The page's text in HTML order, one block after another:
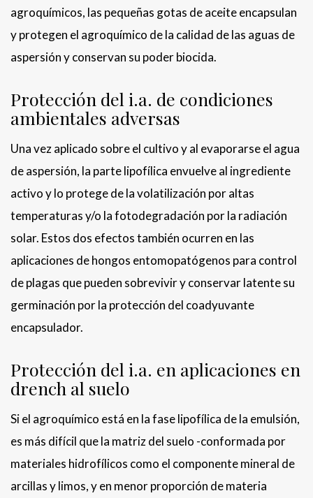
agroquímicos, las pequeñas gotas de aceite encapsulan
y protegen el agroquímico de la calidad de las aguas de
aspersión y conservan su poder biocida.
Protección del i.a. de condiciones
ambientales adversas
Una vez aplicado sobre el cultivo y al evaporarse el agua
de aspersión, la parte lipofílica envuelve al ingrediente
activo y lo protege de la volatilización por altas
temperaturas y/o la fotodegradación por la radiación
solar. Estos dos efectos también ocurren en las
aplicaciones de hongos entomopatógenos para control
de plagas que pueden sobrevivir y conservar latente su
germinación por la protección del coadyuvante
encapsulador.
Protección del i.a. en aplicaciones en
drench al suelo
Si el agroquímico está en la fase lipofílica de la emulsión,
es más difícil que la matriz del suelo -conformada por
materiales hidrofílicos como el componente mineral de
arcillas y limos, y en menor proporción de materia